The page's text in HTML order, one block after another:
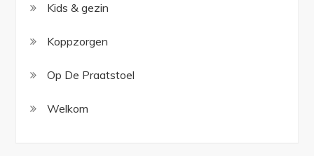
Kids & gezin
Koppzorgen
Op De Praatstoel
Welkom